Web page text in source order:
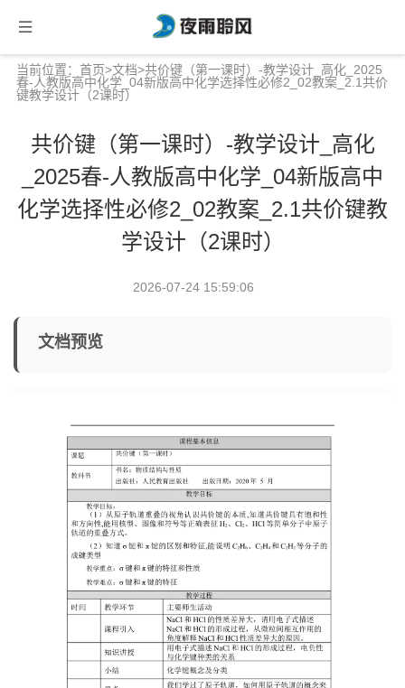
当前位置： 首页>文档>共价键（第一课时）-教学设计_高化_2025
春-人教版高中化学_04新版高中化学选择性必修2_02教案_2.1共价
键教学设计（2课时）
共价键（第一课时）-教学设计_高化
_2025春-人教版高中化学_04新版高中
化学选择性必修2_02教案_2.1共价键教
学设计（2课时）
2026-07-24 15:59:06
文档预览